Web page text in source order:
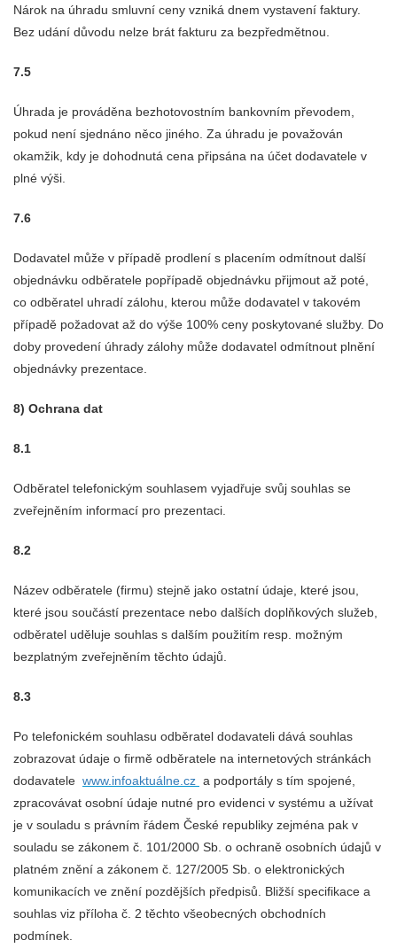
Nárok na úhradu smluvní ceny vzniká dnem vystavení faktury.
Bez udání důvodu nelze brát fakturu za bezpředmětnou.
7.5
Úhrada je prováděna bezhotovostním bankovním převodem,
pokud není sjednáno něco jiného. Za úhradu je považován
okamžik, kdy je dohodnutá cena připsána na účet dodavatele v
plné výši.
7.6
Dodavatel může v případě prodlení s placením odmítnout další
objednávku odběratele popřípadě objednávku přijmout až poté,
co odběratel uhradí zálohu, kterou může dodavatel v takovém
případě požadovat až do výše 100% ceny poskytované služby. Do
doby provedení úhrady zálohy může dodavatel odmítnout plnění
objednávky prezentace.
8) Ochrana dat
8.1
Odběratel telefonickým souhlasem vyjadřuje svůj souhlas se
zveřejněním informací pro prezentaci.
8.2
Název odběratele (firmu) stejně jako ostatní údaje, které jsou,
které jsou součástí prezentace nebo dalších doplňkových služeb,
odběratel uděluje souhlas s dalším použitím resp. možným
bezplatným zveřejněním těchto údajů.
8.3
Po telefonickém souhlasu odběratel dodavateli dává souhlas
zobrazovat údaje o firmě odběratele na internetových stránkách
dodavatele www.infoaktuálne.cz a podportály s tím spojené,
zpracovávat osobní údaje nutné pro evidenci v systému a užívat
je v souladu s právním řádem České republiky zejména pak v
souladu se zákonem č. 101/2000 Sb. o ochraně osobních údajů v
platném znění a zákonem č. 127/2005 Sb. o elektronických
komunikacích ve znění pozdějších předpisů. Bližší specifikace a
souhlas viz příloha č. 2 těchto všeobecných obchodních
podmínek.